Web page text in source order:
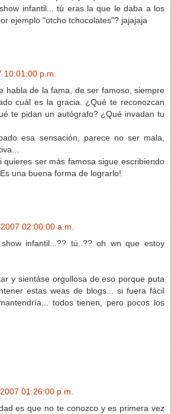
infantil... tú eras la que le daba a los
ejemplo "otcho tchocolates"? jajajaja
10:01:00 p.m.
habla de la fama, de ser famoso, siempre
cuál es la gracia. ¿Qué te reconozcan
te pidan un autógrafo? ¿Qué invadan tu
esa sensación, parece no ser mala,
quieres ser más famosa sigue escribiendo
una buena forma de lograrlo!
02:00:00 a.m.
infantil...?? tú..?? oh wn que estoy
y sientáse orgullosa de eso porque puta
estas weas de blogs... si fuera fácil
todos tienen, pero pocos los
01:26:00 p.m.
es que no te conozco y es primera vez